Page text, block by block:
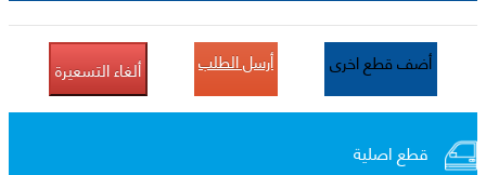
أضف قطع اخرى أرسل الطلب ألغاء التسعيرة
قطع اصلية